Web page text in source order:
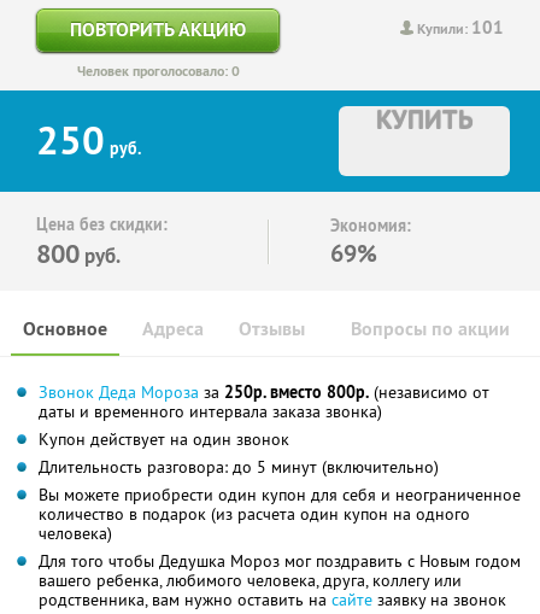
Купили: 101
ПОВТОРИТЬ АКЦИЮ
Человек проголосовало: 0
250 руб.
КУПИТЬ
Цена без скидки:
800 руб.
Экономия:
69%
Основное Отзывы Вопросы по акции
Адреса
Звонок Деда Мороза за 250р. вместо 800р. (независимо от
даты и временного интервала заказа звонка)
Купон действует на один звонок
Длительность разговора: до 5 минут (включительно)
Вы можете приобрести один купон для себя и неограниченное
количество в подарок (из расчета один купон на одного
человека)
Для того чтобы Дедушка Мороз мог поздравить с Новым годом
вашего ребенка, любимого человека, друга, коллегу или
родственника, вам нужно оставить на сайте заявку на звонок